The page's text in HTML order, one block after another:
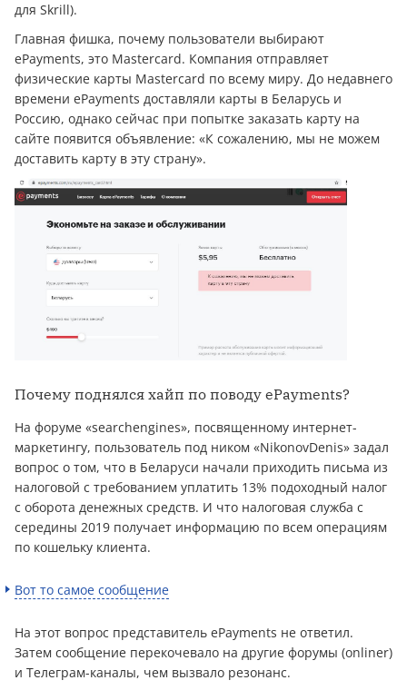
для Skrill).
Главная фишка, почему пользователи выбирают
ePayments, это Mastercard. Компания отправляет
физические карты Mastercard по всему миру. До недавнего
времени ePayments доставляли карты в Беларусь и
Россию, однако сейчас при попытке заказать карту на
сайте появится объявление: «К сожалению, мы не можем
доставить карту в эту страну».
Почему поднялся хайп по поводу ePayments?
На форуме «searchengines», посвященному интернет-
маркетингу, пользователь под ником «NikonovDenis» задал
вопрос о том, что в Беларуси начали приходить письма из
налоговой с требованием уплатить 13% подоходный налог
с оборота денежных средств. И что налоговая служба с
середины 2019 получает информацию по всем операциям
по кошельку клиента.
Вот то самое сообщение
На этот вопрос представитель ePayments не ответил.
Затем сообщение перекочевало на другие форумы (onliner)
и Телеграм-каналы, чем вызвало резонанс.